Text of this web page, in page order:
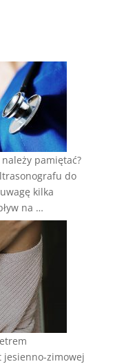
pamiętać?
do
kilka
na …
jesienno-zimowej